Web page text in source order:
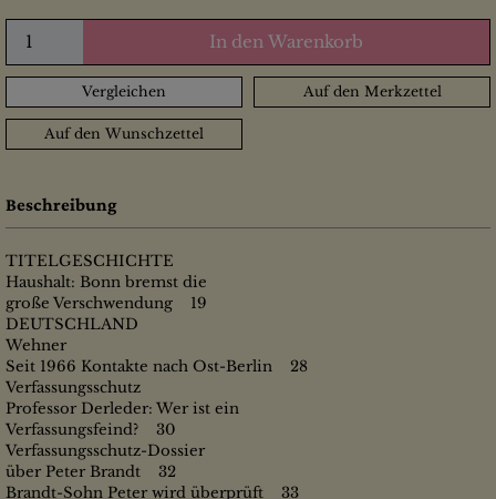
In den Warenkorb
Vergleichen Auf den Merkzettel
Auf den Wunschzettel
Beschreibung
TITELGESCHICHTE
Haushalt: Bonn bremst die
große Verschwendung 19
DEUTSCHLAND
Wehner
Seit 1966 Kontakte nach Ost-Berlin 28
Verfassungsschutz
Professor Derleder: Wer ist ein
Verfassungsfeind? 30
Verfassungsschutz-Dossier
über Peter Brandt 32
Brandt-Sohn Peter wird überprüft 33